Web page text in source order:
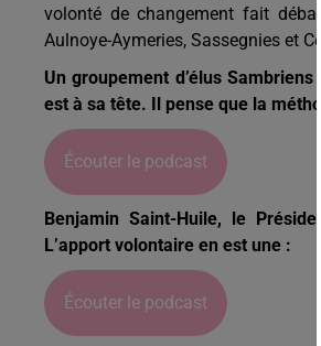
volonté de changement fait
Aulnoye-Aymeries, Sassegnies et
Un groupement d’élus
est à sa tête. Il pense que la
Écouter le podcast
Benjamin Saint-Huile, le
L’apport volontaire en est une :
Écouter le podcast